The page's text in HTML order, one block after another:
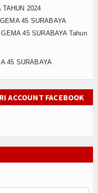
TAHUN 2024
45 SURABAYA
45 SURABAYA Tahun
45 SURABAYA
ACCOUNT FACEBOOK